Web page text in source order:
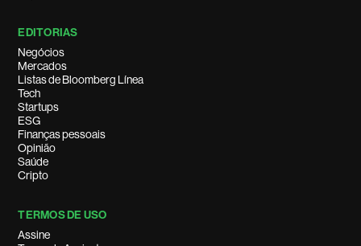
EDITORIAS
Negócios
Mercados
Listas de Bloomberg Línea
Tech
Startups
ESG
Finanças pessoais
Opinião
Saúde
Cripto
TERMOS DE USO
Assine